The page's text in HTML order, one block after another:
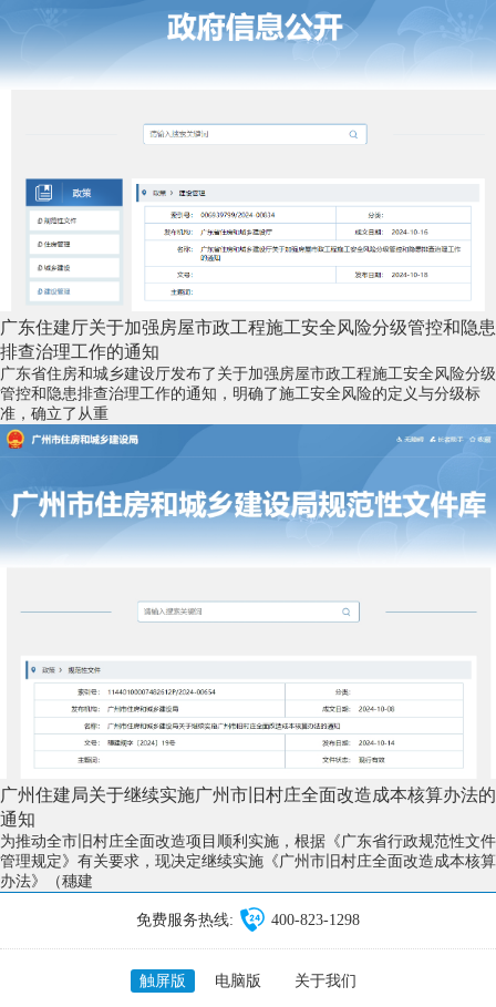
广东住建厅关于加强房屋市政工程施工安全风险分级管控和隐患
排查治理工作的通知
广东省住房和城乡建设厅发布了关于加强房屋市政工程施工安全风险分级
管控和隐患排查治理工作的通知，明确了施工安全风险的定义与分级标
准，确立了从重
广州住建局关于继续实施广州市旧村庄全面改造成本核算办法的
通知
为推动全市旧村庄全面改造项目顺利实施，根据《广东省行政规范性文件
管理规定》有关要求，现决定继续实施《广州市旧村庄全面改造成本核算
办法》（穗建
免费服务热线: 400-823-1298
触屏版 电脑版 关于我们